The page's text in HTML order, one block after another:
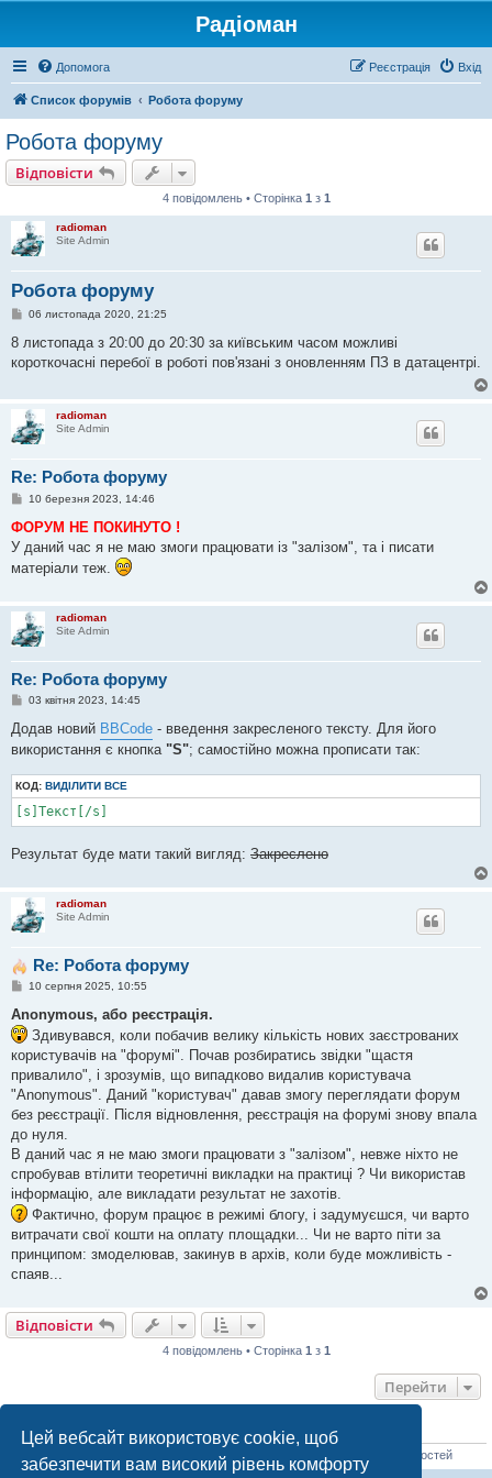
Цей вебсайт використовує cookie, щоб
забезпечити вам високий рівень комфорту
Радіоман
Допомога Вхід
Реєстрація
Список форумів Робота форуму
Робота форуму
Відповісти
4 повідомлень • Сторінка 1 з 1
radioman
Site Admin
Робота форуму
П
в
д
е
н
н
06 листопада 2020, 21:25
8 листопада з 20:00 до 20:30 за київським часом можливі
короткочасні перебої в роботі пов'язані з оновленням ПЗ в датацентрі.
radioman
Site Admin
Re: Робота форуму
П
в
д
о
м
н
н
я
10 березня 2023, 14:46
ФОРУМ НЕ ПОКИНУТО !
У даний час я не маю змоги працювати із "залізом", та і писати
матеріали теж.
radioman
Site Admin
Re: Робота форуму
П
в
д
м
л
н
н
03 квітня 2023, 14:45
Додав новий BBCode - введення закресленого тексту. Для його
використання є кнопка "S"; самостійно можна прописати так:
КОД: ВИДІЛИТИ ВСЕ
[s]Текст[/s]
Результат буде мати такий вигляд: Закреслено
radioman
Site Admin
Re: Робота форуму
П
в
і
д
о
м
л
е
н
н
я
10 серпня 2025, 10:55
Anonymous, або реєстрація.
Здивувався, коли побачив велику кількість нових заєстрованих
користувачів на "форумі". Почав розбиратись звідки "щастя
привалило", і зрозумів, що випадково видалив користувача
"Anonymous". Даний "користувач" давав змогу переглядати форум
без реєстрації. Після відновлення, реєстрація на форумі знову впала
до нуля.
В даний час я не маю змоги працювати з "залізом", невже ніхто не
спробував втілити теоретичні викладки на практиці ? Чи використав
інформацію, але викладати результат не захотів.
Фактично, форум працює в режимі блогу, і задумуєшся, чи варто
витрачати свої кошти на оплату площадки... Чи не варто піти за
принципом: змоделював, закинув в архів, коли буде можливість -
спаяв...
Відповісти
4 повідомлень • Сторінка 1 з 1
Перейти
ХТО ЗАРАЗ ОНЛАЙН
Зараз переглядають цей форум: Немає зареєстрованих користувачів і 0 гостей